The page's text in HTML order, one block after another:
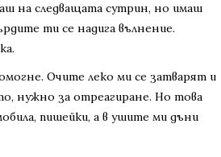
на следващата сутрин, но имаш
ти се надига вълнение.
Очите леко ми се затварят и
нужно за отреагиране. Но това
пишейки, а в ушите ми дъни